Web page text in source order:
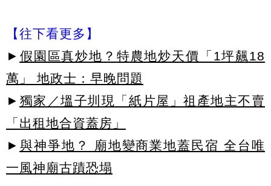
【往下看更多】
► 假園區真炒地？特農地炒天價「1坪飆18
萬」 地政士：早晚問題
► 獨家／塭子圳現「紙片屋」祖產地主不賣
「出租地合資蓋房」
► 與神爭地？ 廟地變商業地蓋民宿 全台唯
一風神廟古蹟恐塌